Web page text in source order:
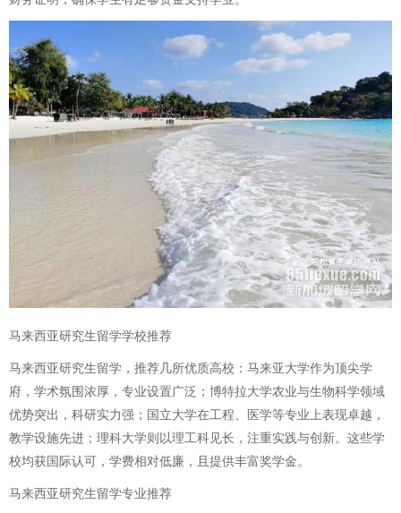
马来西亚研究生留学学校推荐
马来西亚研究生留学，推荐几所优质高校：马来亚大学作为顶尖学
府，学术氛围浓厚，专业设置广泛；博特拉大学农业与生物科学领域
优势突出，科研实力强；国立大学在工程、医学等专业上表现卓越，
教学设施先进；理科大学则以理工科见长，注重实践与创新。这些学
校均获国际认可，学费相对低廉，且提供丰富奖学金。
马来西亚研究生留学专业推荐